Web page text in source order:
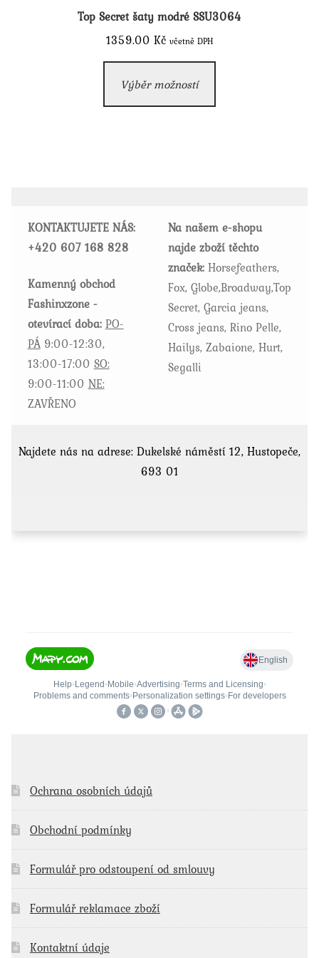
Top Secret šaty modré SSU3064
1359.00 Kč včetně DPH
Výběr možností
má
na
stránce
produktu
KONTAKTUJETE NÁS:
+420 607 168 828
Kamenný obchod
Fashinxzone -
otevírací doba: PO-
PÁ9:00-12:30,
13:00-17:00 SO:
9:00-11:00 NE:
ZAVŘENO
Na našem e-shopu
najde zboží těchto
značek: Horsefeathers,
Fox, Globe,Broadway,Top
Secret, Garcia jeans,
Cross jeans, Rino Pelle,
Hailys, Zabaione, Hurt,
Segalli
Najdete nás na adrese: Dukelské náměstí 12, Hustopeče,
693 01
Ochrana osobních údajů
Obchodní podmínky
Formulář pro odstoupení od smlouvy
Formulář reklamace zboží
Kontaktní údaje